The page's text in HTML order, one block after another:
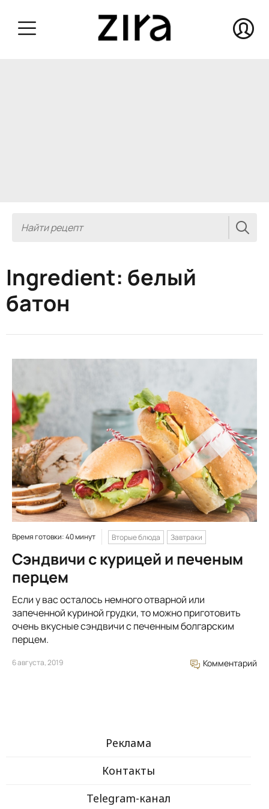
Ingredient: белый
батон
Время готовки: 40 минут Вторые блюда Завтраки
Сэндвичи с курицей и печеным
перцем
Если у вас осталось немного отварной или
запеченной куриной грудки, то можно приготовить
очень вкусные сэндвичи с печенным болгарским
перцем.
6 августа, 2019 Комментарий
Реклама
Контакты
Telegram-канал